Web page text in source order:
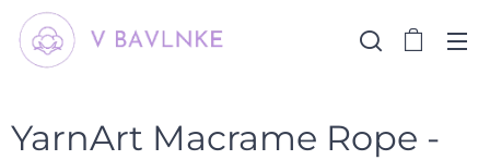
YarnArt Macrame Rope -